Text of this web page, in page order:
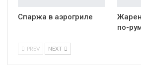
Спаржа в аэрогриле
по-
PREV NEXT